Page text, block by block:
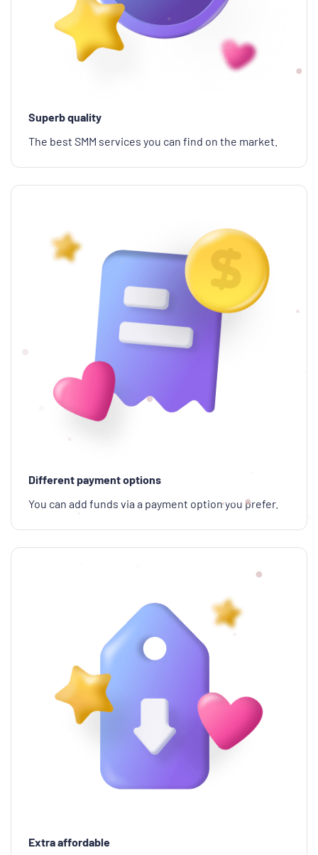
Superb quality
The best SMM services you can find on the market.
Different payment options
You can add funds via a payment option you prefer.
Extra affordable